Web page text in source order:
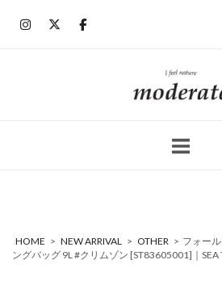
ホ
ー
HOME > NEW ARRIVAL > OTHER > フォー
ングバッグ 9L #クリムゾン [ST83605001]｜SEA